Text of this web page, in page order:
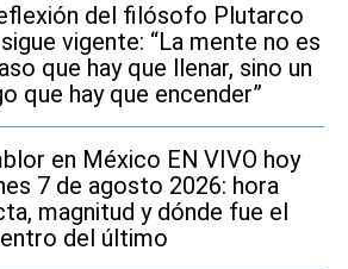
del filósofo Plutarco
vigente: “La mente no es
que hay que llenar, sino un
que hay que encender”
en México EN VIVO hoy
7 de agosto 2026: hora
magnitud y dónde fue el
del último